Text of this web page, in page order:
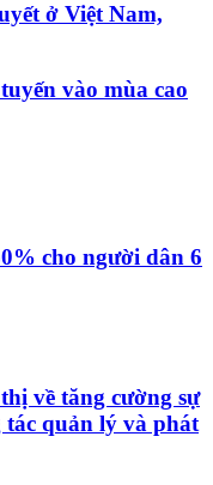
ở Việt Nam,
vào mùa cao
cho người dân 6
về tăng cường sự
quản lý và phát